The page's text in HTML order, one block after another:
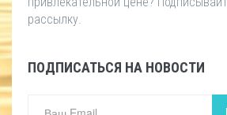
рассылку.
ПОДПИСАТЬСЯ НА НОВОСТИ